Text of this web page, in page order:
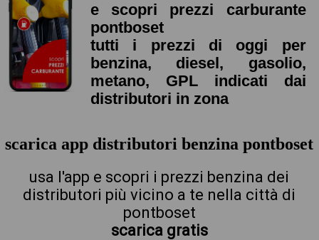
e scopri prezzi carburante
pontboset
tutti i prezzi di oggi per
benzina, diesel, gasolio,
metano, GPL indicati dai
distributori in zona
scarica app distributori benzina pontboset
usa l'app e scopri i prezzi benzina dei
distributori più vicino a te nella città di
pontboset
scarica gratis